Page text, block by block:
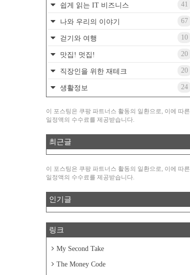
쉽게 읽는 IT 비즈니스 41
나와 우리의 이야기 67
걷기와 여행 10
맛집! 멋집! 20
직장인을 위한 재테크 20
생활정보 24
이 포스팅은 쿠팡 파트너스 활동의 일환으로, 이에 따른
일정액의 수수료를 제공받습니다.
최근글
이 포스팅은 쿠팡 파트너스 활동의 일환으로, 이에 따른
일정액의 수수료를 제공받습니다.
인기글
링크
My Second Take
The Money Code